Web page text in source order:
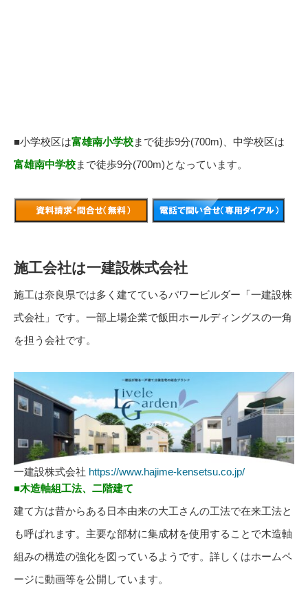
■小学校区は富雄南小学校まで徒歩9分(700m)、中学校区は
富雄南中学校まで徒歩9分(700m)となっています。
施工会社は一建設株式会社
施工は奈良県では多く建てているパワービルダー「一建設株
式会社」です。一部上場企業で飯田ホールディングスの一角
を担う会社です。
一建設株式会社 https://www.hajime-kensetsu.co.jp/
■木造軸組工法、二階建て
建て方は昔からある日本由来の大工さんの工法で在来工法と
も呼ばれます。主要な部材に集成材を使用することで木造軸
組みの構造の強化を図っているようです。詳しくはホームペ
ージに動画等を公開しています。